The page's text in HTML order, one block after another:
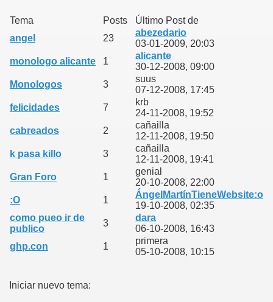
Tema Posts
Último Post de
angel
23
abezedario
03-01-2009, 20:03
monologo alicante
1
alicante
30-12-2008, 09:00
Monologos
3
suus
07-12-2008, 17:45
felicidades
7
krb
24-11-2008, 19:52
cabreados
2
cañailla
12-11-2008, 19:50
k pasa killo
3
cañailla
12-11-2008, 19:41
Gran Foro
1
genial
20-10-2008, 22:00
:O
1
ÁngelMartínTieneWebsite:o
19-10-2008, 02:35
como pueo ir de
publico
3
dara
06-10-2008, 16:43
ghp.con
1
primera
05-10-2008, 10:15
Iniciar nuevo tema: